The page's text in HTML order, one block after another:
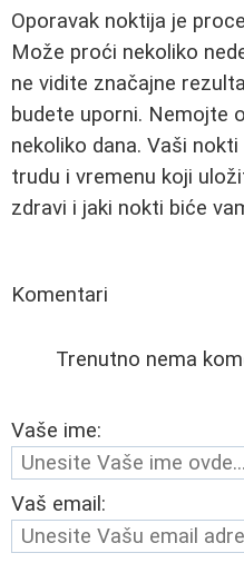
Oporavak noktija je
Može proći nekoliko
ne vidite značajne
budete uporni. Nemojte
nekoliko dana. Vaši
trudu i vremenu koji
zdravi i jaki nokti biće
Komentari
Trenutno nema
Vaše ime:
Vaš email: